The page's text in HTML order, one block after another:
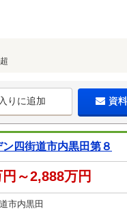
りに追加 資
四街道市内黒田第８
～2,888万円
市内黒田